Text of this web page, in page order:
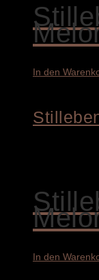
In den
In den